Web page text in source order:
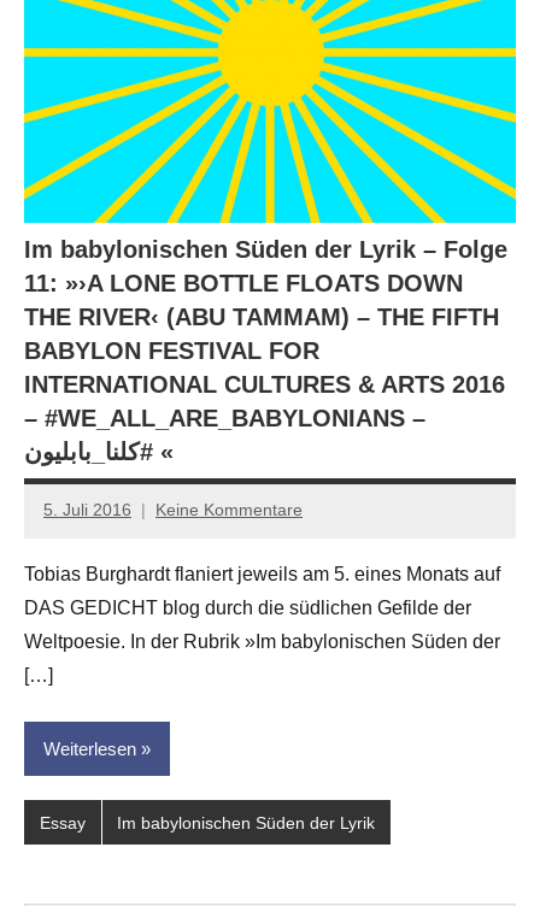
Im babylonischen Süden der Lyrik – Folge
11: »›A LONE BOTTLE FLOATS DOWN
THE RIVER‹ (ABU TAMMAM) – THE FIFTH
BABYLON FESTIVAL FOR
INTERNATIONAL CULTURES & ARTS 2016
– #WE_ALL_ARE_BABYLONIANS –
‫#‏كلنا_بابليون‬‬‬‬‬ «
5. Juli 2016
Anton
Leitner
Keine Kommentare
Tobias Burghardt flaniert jeweils am 5. eines Monats auf
DAS GEDICHT blog durch die südlichen Gefilde der
Weltpoesie. In der Rubrik »Im babylonischen Süden der
[…]
Weiterlesen
Essay Im babylonischen Süden der Lyrik